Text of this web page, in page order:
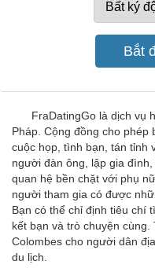
FraDatingGo là dịch vụ
Pháp. Cộng đồng cho
cuộc họp, tình bạn, tán tỉnh
người đàn ông, lập gia
quan hệ bền chặt với phụ
người tham gia có được
Bạn có thể chỉ định tiêu chí
kết bạn và trò chuyện
Colombes cho người dân
du lịch.